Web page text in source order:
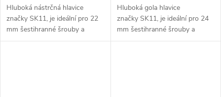
Hluboká nástrčná hlavice
značky SK11, je ideální pro 22
mm šestihranné šrouby a
matice v těsných a
Hluboká gola hlavice
značky SK11, je ideální pro 24
mm šestihranné šrouby a
matice v těsných a